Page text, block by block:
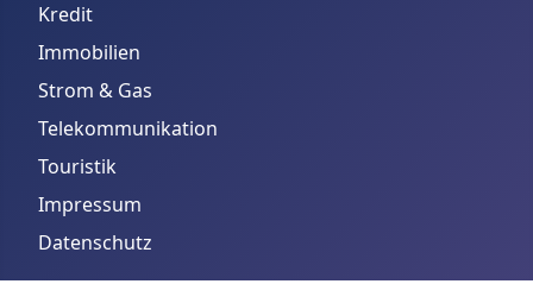
Kredit
Immobilien
Strom & Gas
Telekommunikation
Touristik
Impressum
Datenschutz